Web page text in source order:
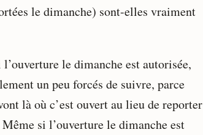
le dimanche) sont-elles vraiment
le dimanche est autorisée,
un peu forcés de suivre, parce
là où c’est ouvert au lieu de reporter
si l’ouverture le dimanche est